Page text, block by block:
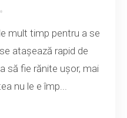
mult timp pentru a se
atașează rapid de
să fie rănite ușor, mai
nu le e împ...